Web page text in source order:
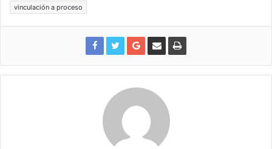
vinculación a proceso